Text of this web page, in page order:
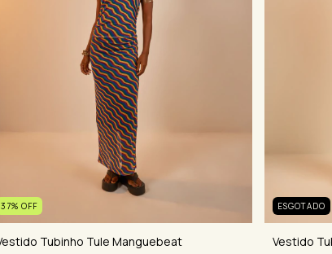
37% OFF
Tubinho Tule Manguebeat
ESGOTADO
Vestido